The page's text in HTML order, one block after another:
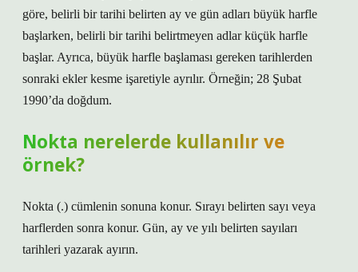
göre, belirli bir tarihi belirten ay ve gün adları büyük harfle
başlarken, belirli bir tarihi belirtmeyen adlar küçük harfle
başlar. Ayrıca, büyük harfle başlaması gereken tarihlerden
sonraki ekler kesme işaretiyle ayrılır. Örneğin; 28 Şubat
1990’da doğdum.
Nokta nerelerde kullanılır ve
örnek?
Nokta (.) cümlenin sonuna konur. Sırayı belirten sayı veya
harflerden sonra konur. Gün, ay ve yılı belirten sayıları
tarihleri ​​yazarak ayırın.